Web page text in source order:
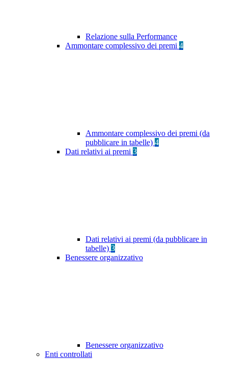
Relazione sulla Performance
Ammontare complessivo dei premi 4
Ammontare complessivo dei premi (da
pubblicare in tabelle) 4
Dati relativi ai premi 3
Dati relativi ai premi (da pubblicare in
tabelle) 3
Benessere organizzativo
Benessere organizzativo
Enti controllati